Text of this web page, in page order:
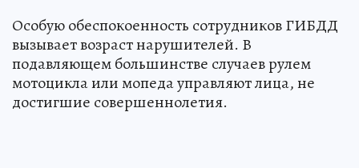
Особую обеспокоенность сотрудников ГИБДД
вызывает возраст нарушителей. В
подавляющем большинстве случаев рулем
мотоцикла или мопеда управляют лица, не
достигшие совершеннолетия.